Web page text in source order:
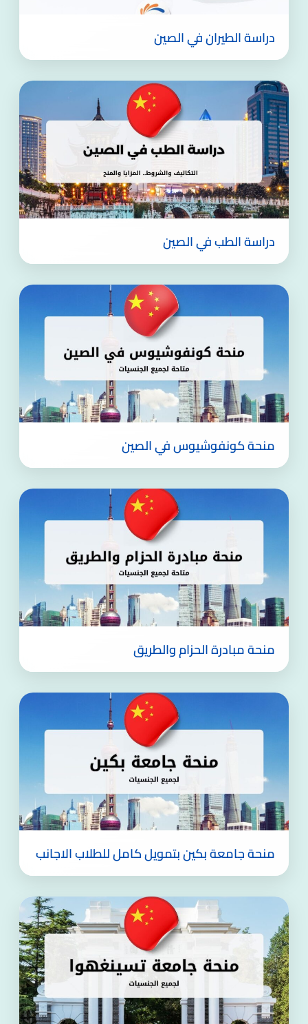
دراسة الطيران في الصين
دراسة الطب في الصين
منحة كونفوشيوس في الصين
منحة مبادرة الحزام والطريق
منحة جامعة بكين بتمويل كامل للطلاب الاجانب